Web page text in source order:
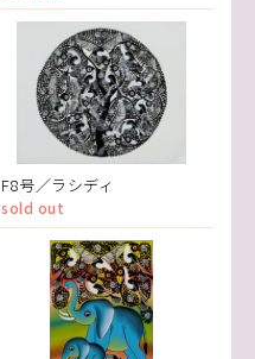
F8号／ラシディ
sold out